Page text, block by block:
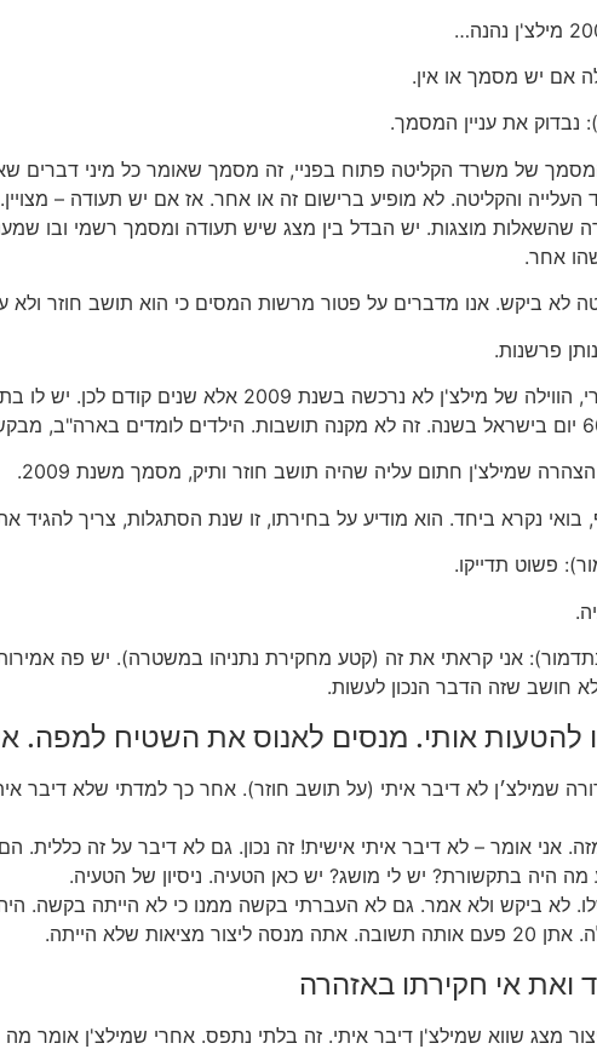
אם יש מסמך או אין.
נבדוק את עניין המסמך.
של משרד הקליטה פתוח בפניי, זה מסמך שאומר כל מיני דברים
והקליטה. לא מופיע ברישום זה או אחר. אז אם יש תעודה –
שהשאלות מוצגות. יש הבדל בין מצג שיש תעודה ומסמך רשמי ובו
אחר.
לא ביקש. אנו מדברים על פטור מרשות המסים כי הוא תושב חוזר ולא
פרשנות.
קודם לכן. יש לו בתים בהרבה מאוד מקומות בעולם. הטענה של למה קנה את בית ב-2009 זה מטעה.
שמילצ'ן חתום עליה שהיה תושב חוזר ותיק, מסמך משנת 2009.
נקרא ביחד. הוא מודיע על בחירתו, זו שנת הסתגלות, צריך להגיד
פשוט תדייקו.
אני קראתי את זה (קטע מחקירת נתניהו במשטרה). יש פה
חושב שזה הדבר הנכון לעשות.
להטעות אותי. מנסים לאנוס את השטיח למפה.
שמילצ׳ן לא דיבר איתי (על תושב חוזר). אחר כך למדתי שלא דיבר
מזה. אני אומר – לא דיבר איתי אישית! זה נכון. גם לא דיבר על זה
לא ביקש ולא אמר. גם לא העברתי בקשה ממנו כי לא הייתה בקשה.
ואת אי חקירתו באזהרה
מצג שווא שמילצ'ן דיבר איתי. זה בלתי נתפס. אחרי שמילצ'ן אומר